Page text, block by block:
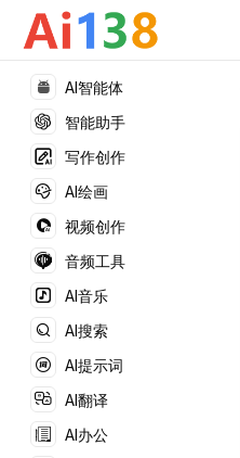
AI智能体
智能助手
写作创作
AI绘画
视频创作
音频工具
AI音乐
AI搜索
AI提示词
AI翻译
AI办公